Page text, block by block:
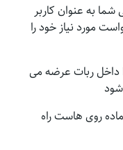
به عنوان کاربر
مورد نیاز خود را
ربات عرضه می
روی هاست راه